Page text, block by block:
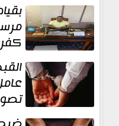
ضربات أمنية...